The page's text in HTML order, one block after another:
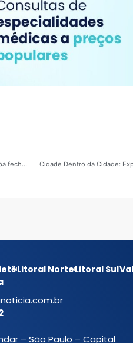
Áudio vazado derruba a bolsa e dólar volta aos R$5,00. Mercado reage à crise e Ibovespa fecha em queda Cidade Dentro da Cidade:
Litoral NorteLitoral Sul
– São Paulo – Capital